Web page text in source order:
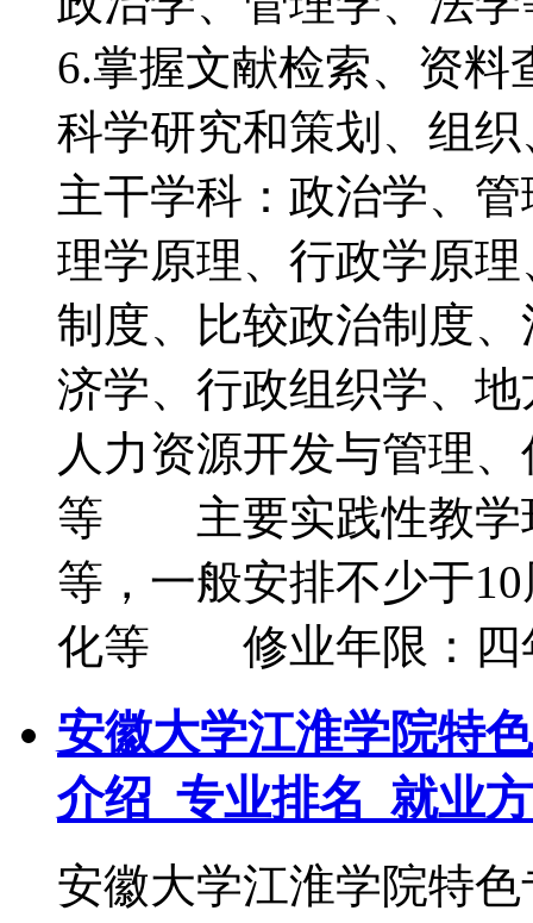
6.掌握文献检索、资
科学研究和策划、
主干学科：政治学、
理学原理、行政学原
制度、比较政治制度
济学、行政组织学、
人力资源开发与管理
等 主要实践性教学
等，一般安排不少于
化等 修业年限：四
安徽大学江淮学院特
介绍_专业排名_就业
安徽大学江淮学院特